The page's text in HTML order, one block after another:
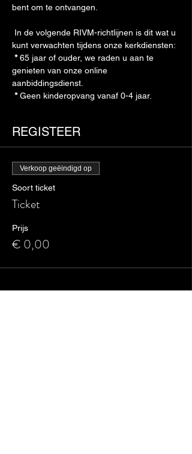
bent om te ontvangen.
kunt verwachten tijdens onze kerkdiensten:
* 65 jaar of ouder, we raden u aan te
genieten van onze online
aanbiddingsdienst.
* Geen kinderopvang vanaf 0-4 jaar.
REGISTEER
Verkoop geëindigd op
Soort ticket
Ticket
Prijs
€ 0,00